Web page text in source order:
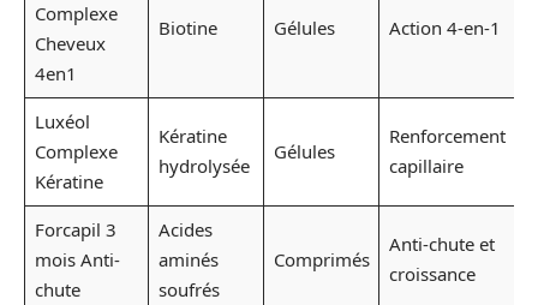
Complexe
Cheveux
4en1
Biotine Gélules Action 4-en-1
Luxéol
Complexe
Kératine
Kératine
hydrolysée
Gélules
Renforcement
capillaire
Forcapil 3
mois Anti-
chute
Acides
aminés
soufrés
Comprimés
Anti-chute et
croissance